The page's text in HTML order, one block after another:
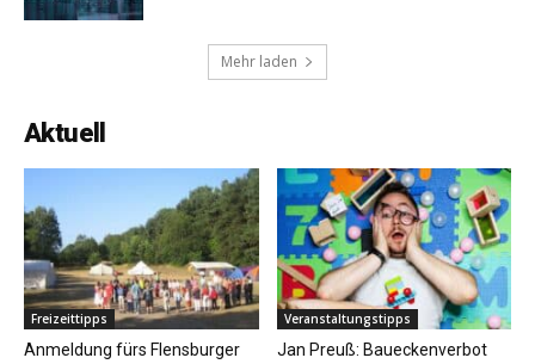
Mehr laden
Aktuell
Freizeittipps
Anmeldung fürs Flensburger
Veranstaltungstipps
Jan Preuß: Baueckenverbot